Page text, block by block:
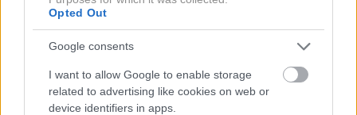
Opted Out
Google consents
I want to allow Google to enable storage
related to advertising like cookies on web or
device identifiers in apps.
Profimedia
Elektrifikacija se je v prvi polovici leta še naprej